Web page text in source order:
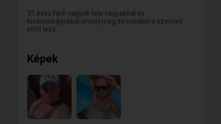
31 éves férfi vagyok tele vágyakkal és
kiváncsiságokkal ismerj meg és minden a szemed
elött lesz
Képek